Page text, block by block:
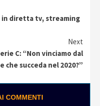
in diretta tv, streaming
Next
C: “Non vinciamo dal
che succeda nel 2020?”
COMMENTI